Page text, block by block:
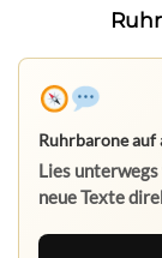
Ruhrbarone auf
Lies
neue Texte